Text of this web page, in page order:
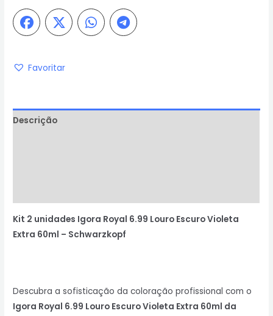
Favoritar
Descrição
Kit 2 unidades Igora Royal 6.99 Louro Escuro Violeta
Extra 60ml – Schwarzkopf
Descubra a sofisticação da coloração profissional com o
Igora Royal 6.99 Louro Escuro Violeta Extra 60ml da